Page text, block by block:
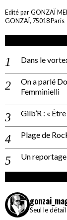
Edité par GONZAÏ
GONZAÏ, 75018 Paris
Dans le
On a parlé
Femminielli
Gilb’R : «
Plage de
Un reportage
Seul le